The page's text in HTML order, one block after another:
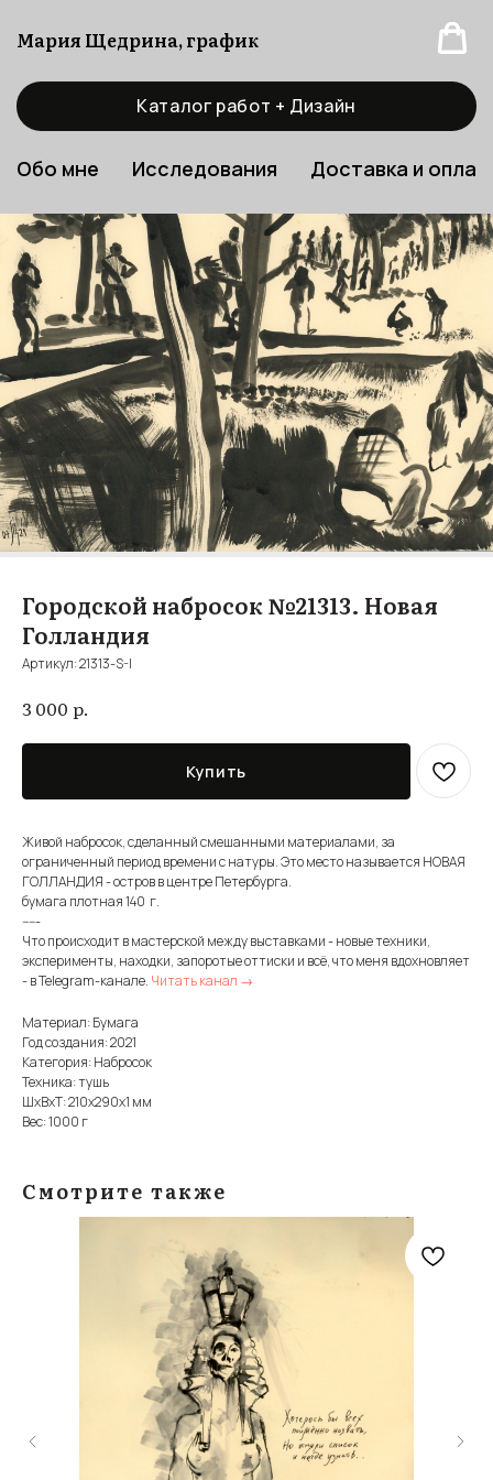
Мария Щедрина, график
Каталог работ + Дизайн
Обо мне Исследования Доставка и
Городской набросок №21313. Новая
Голландия
Артикул:21313-S-I
3 000 р.
Купить
Живой набросок, сделанный смешанными материалами, за
ограниченный период времени с натуры. Это место называется НОВАЯ
ГОЛЛАНДИЯ - остров в центре Петербурга.
бумага плотная 140 г.
-----
Что происходит в мастерской между выставками - новые техники,
эксперименты, находки, запоротые оттиски и всё, что меня вдохновляет
- в Telegram-канале. Читать канал →
Материал: Бумага
Год создания: 2021
Категория: Набросок
Техника: тушь
ШxВxТ: 210x290x1 мм
Вес: 1000 г
Смотрите также